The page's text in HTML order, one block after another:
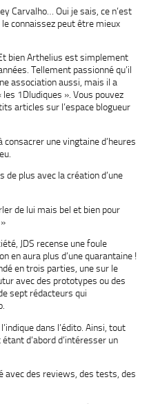
Carvalho… Oui je sais, ce n’est
connaissez peut être mieux
bien Arthelius est simplement
Tellement passionné qu’il
association aussi, mais il a
1Dludiques ». Vous pouvez
articles sur l’espace blogueur
consacrer une vingtaine d’heures
de plus avec la création d’une
de lui mais bel et bien pour
JDS recense une foule
en aura plus d’une quarantaine !
en trois parties, une sur le
avec des prototypes ou des
sept rédacteurs qui
dans l’édito. Ainsi, tout
d’abord d’intéresser un
avec des reviews, des tests, des